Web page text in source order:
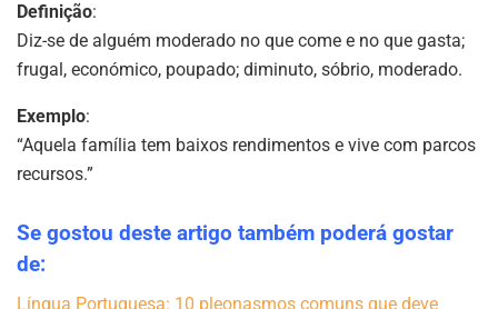
Definição:
Diz-se de alguém moderado no que come e no que gasta;
frugal, económico, poupado; diminuto, sóbrio, moderado.
Exemplo:
“Aquela família tem baixos rendimentos e vive com parcos
recursos.”
Se gostou deste artigo também poderá gostar
de:
Língua Portuguesa: 10 pleonasmos comuns que deve